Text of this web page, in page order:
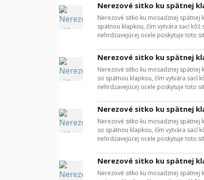
Nerezové sitko ku spätnej
Nerezové sitko ku mosadznej spätnej
spätnou klapkou, čím vytvára sací
nehrdzavejúcej ocele poskytuje toto
Nerezové sitko ku spätnej
Nerezové sitko ku mosadznej spätnej
so spätnou klapkou, čím vytvára sací
nehrdzavejúcej ocele poskytuje toto
Nerezové sitko ku spätnej
Nerezové sitko ku mosadznej spätnej
so spätnou klapkou, čím vytvára sací
nehrdzavejúcej ocele poskytuje toto
Nerezové sitko ku spätnej
Nerezové sitko ku mosadznej spätnej